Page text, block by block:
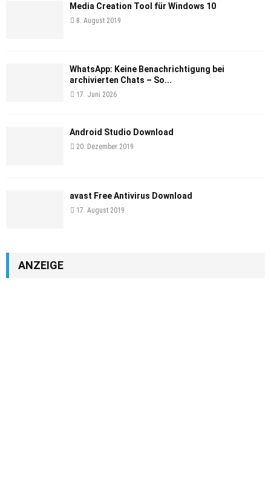
Media Creation Tool für Windows 10
8. August 2019
WhatsApp: Keine Benachrichtigung bei
archivierten Chats – So...
17. Juni 2026
Android Studio Download
20. Dezember 2019
avast Free Antivirus Download
17. August 2019
ANZEIGE